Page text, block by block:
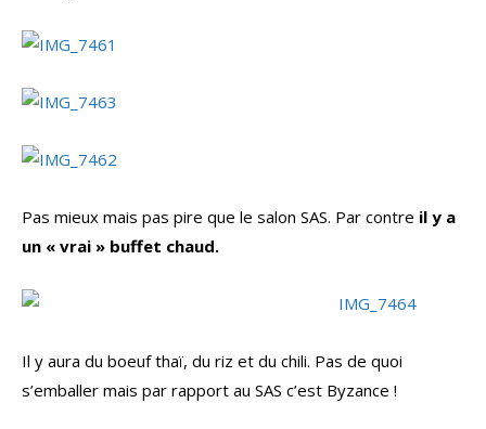
Pas mieux mais pas pire que le salon SAS. Par contre il y a
un « vrai » buffet chaud.
Il y aura du boeuf thaï, du riz et du chili. Pas de quoi
s’emballer mais par rapport au SAS c’est Byzance !